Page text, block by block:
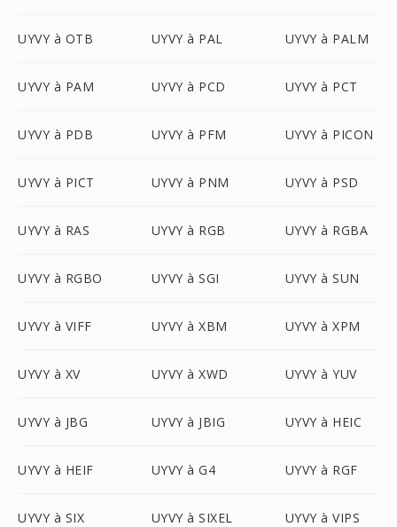
UYVY à OTB UYVY à PAL UYVY à PALM
UYVY à PAM UYVY à PCD UYVY à PCT
UYVY à PDB UYVY à PFM UYVY à PICON
UYVY à PICT UYVY à PNM UYVY à PSD
UYVY à RAS UYVY à RGB UYVY à RGBA
UYVY à RGBO UYVY à SGI UYVY à SUN
UYVY à VIFF UYVY à XBM UYVY à XPM
UYVY à XV UYVY à XWD UYVY à YUV
UYVY à JBG UYVY à JBIG UYVY à HEIC
UYVY à HEIF UYVY à G4 UYVY à RGF
UYVY à SIX UYVY à SIXEL UYVY à VIPS